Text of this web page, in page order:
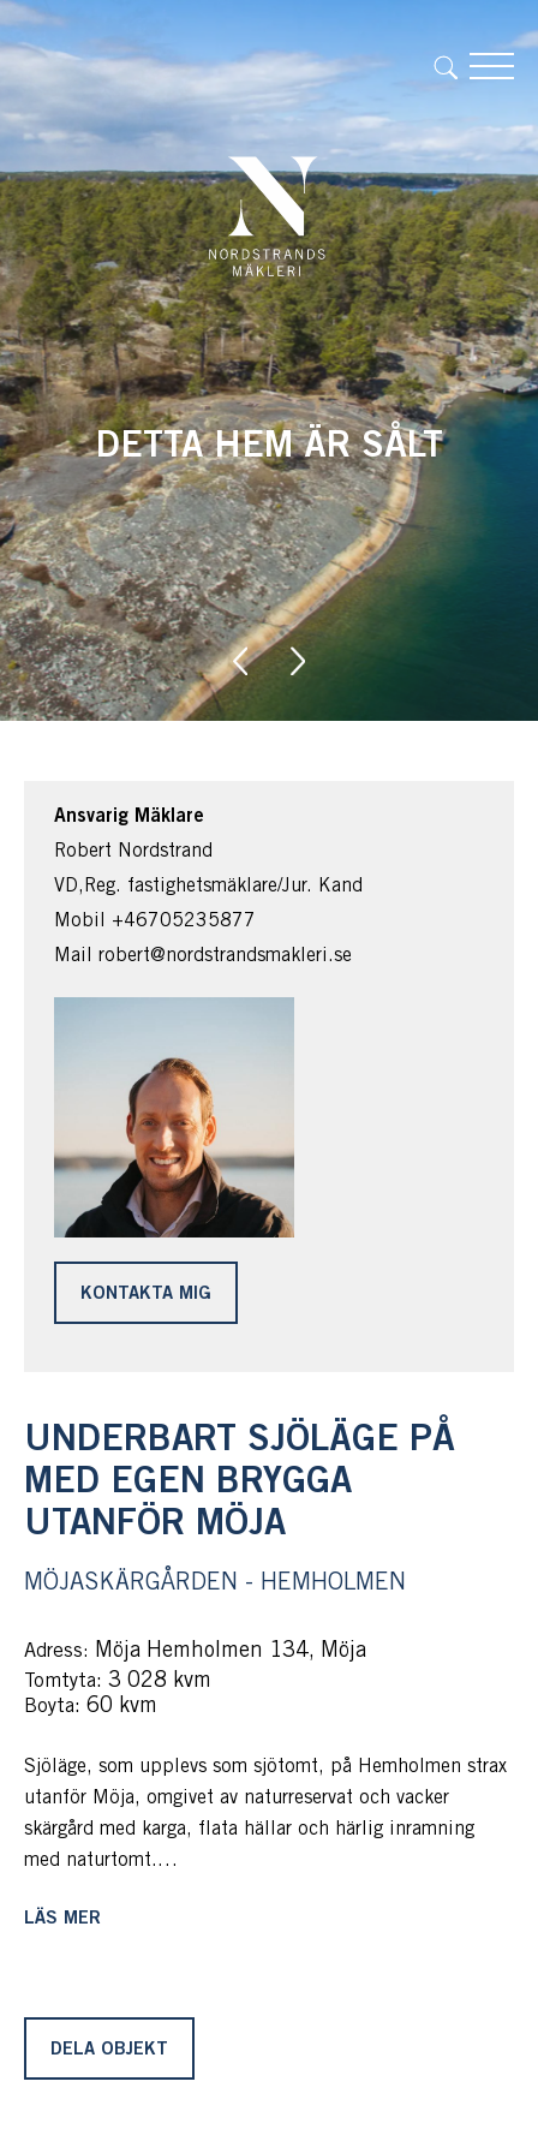
DETTA HEM ÄR SÅLT
UNDERBART SJÖLÄGE PÅ
MED EGEN BRYGGA
UTANFÖR MÖJA
MÖJASKÄRGÅRDEN - HEMHOLMEN
Adress: Möja Hemholmen 134, Möja
Tomtyta: 3 028 kvm
Boyta: 60 kvm
Sjöläge, som upplevs som sjötomt, på Hemholmen strax
utanför Möja, omgivet av naturreservat och vacker
skärgård med karga, flata hällar och härlig inramning
med naturtomt.
028 m² av gediget hus med god standard, gästhus,
sent in på kvällen.
Vi befinner oss i vackra Möjaskärgården och här skingrar
LÄS MER
DELA OBJEKT
KONTAKTA MIG
Ansvarig Mäklare
Robert Nordstrand
VD,Reg. fastighetsmäklare/Jur. Kand
Mobil +46705235877
Mail robert@nordstrandsmakleri.se